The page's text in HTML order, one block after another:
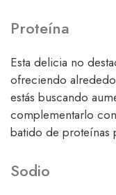
Proteína
Esta delicia no
ofreciendo
estás buscando
complementarlo
batido de proteínas
Sodio